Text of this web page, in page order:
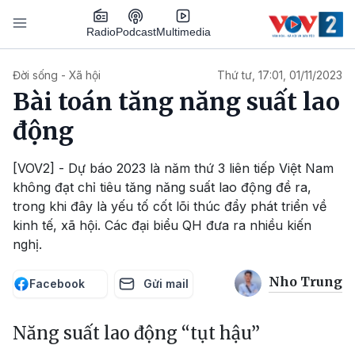
Nhảy đến nội dung
RadioPodcastMultimedia
Đời sống - Xã hội Thứ tư, 17:01, 01/11/2023
Bài toán tăng năng suất lao
động
[VOV2] - Dự báo 2023 là năm thứ 3 liên tiếp Việt Nam
không đạt chỉ tiêu tăng năng suất lao động đề ra,
trong khi đây là yếu tố cốt lõi thúc đẩy phát triển về
kinh tế, xã hội. Các đại biểu QH đưa ra nhiều kiến
nghị.
Facebook Gửi mail Nho Trung
Năng suất lao động “tụt hậu”